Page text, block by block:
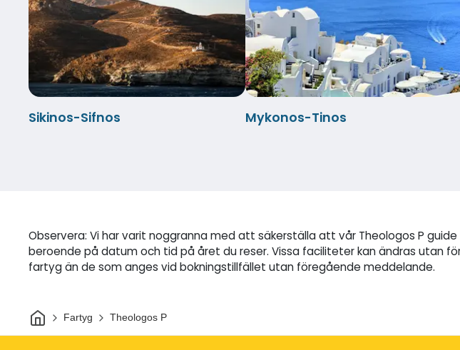
Sikinos-Sifnos Mykonos-Tinos
Observera: Vi har varit noggranna med att säkerställa att vår Theologos P
beroende på datum och tid på året du reser. Vissa faciliteter kan ändras utan
fartyg än de som anges vid bokningstillfället utan föregående meddelande.
HemFartyg Theologos P